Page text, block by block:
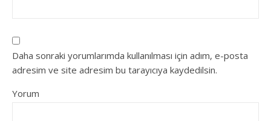
Daha sonraki yorumlarımda kullanılması için adım, e-posta
adresim ve site adresim bu tarayıcıya kaydedilsin.
Yorum